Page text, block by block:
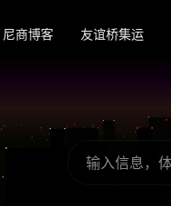
尼商博客 友谊桥集运